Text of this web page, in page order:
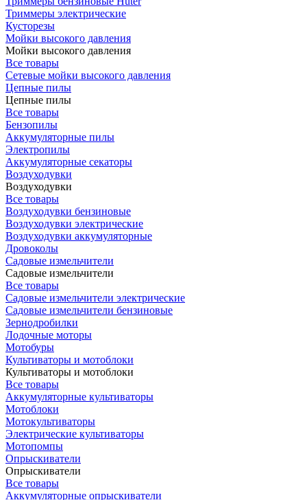
Триммеры электрические
Кусторезы
Мойки высокого давления
Мойки высокого давления
Все товары
Сетевые мойки высокого давления
Цепные пилы
Цепные пилы
Все товары
Бензопилы
Аккумуляторные пилы
Электропилы
Аккумуляторные секаторы
Воздуходувки
Воздуходувки
Все товары
Воздуходувки бензиновые
Воздуходувки электрические
Воздуходувки аккумуляторные
Дровоколы
Садовые измельчители
Садовые измельчители
Все товары
Садовые измельчители электрические
Садовые измельчители бензиновые
Зернодробилки
Лодочные моторы
Мотобуры
Культиваторы и мотоблоки
Культиваторы и мотоблоки
Все товары
Аккумуляторные культиваторы
Мотоблоки
Мотокультиваторы
Электрические культиваторы
Мотопомпы
Опрыскиватели
Опрыскиватели
Все товары
Аккумуляторные опрыскиватели